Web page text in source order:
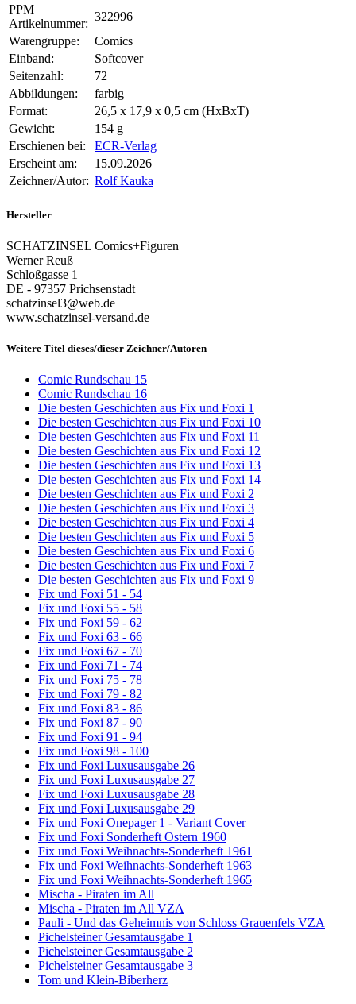
PPM
Artikelnummer:
322996
Warengruppe:
Comics
Einband:
Softcover
Seitenzahl:
72
Abbildungen:
farbig
Format:
26,5 x 17,9 x 0,5 cm (HxBxT)
Gewicht:
154 g
Erschienen bei:
ECR-Verlag
Erscheint am:
15.09.2026
Zeichner/Autor: Rolf Kauka
Hersteller
SCHATZINSEL Comics+Figuren
Werner Reuß
Schloßgasse 1
DE - 97357 Prichsenstadt
schatzinsel3@web.de
www.schatzinsel-versand.de
Weitere Titel dieses/dieser Zeichner/Autoren
Comic Rundschau 15
Comic Rundschau 16
Die besten Geschichten aus Fix und Foxi 1
Die besten Geschichten aus Fix und Foxi 10
Die besten Geschichten aus Fix und Foxi 11
Die besten Geschichten aus Fix und Foxi 12
Die besten Geschichten aus Fix und Foxi 13
Die besten Geschichten aus Fix und Foxi 14
Die besten Geschichten aus Fix und Foxi 2
Die besten Geschichten aus Fix und Foxi 3
Die besten Geschichten aus Fix und Foxi 4
Die besten Geschichten aus Fix und Foxi 5
Die besten Geschichten aus Fix und Foxi 6
Die besten Geschichten aus Fix und Foxi 7
Die besten Geschichten aus Fix und Foxi 9
Fix und Foxi 51 - 54
Fix und Foxi 55 - 58
Fix und Foxi 59 - 62
Fix und Foxi 63 - 66
Fix und Foxi 67 - 70
Fix und Foxi 71 - 74
Fix und Foxi 75 - 78
Fix und Foxi 79 - 82
Fix und Foxi 83 - 86
Fix und Foxi 87 - 90
Fix und Foxi 91 - 94
Fix und Foxi 98 - 100
Fix und Foxi Luxusausgabe 26
Fix und Foxi Luxusausgabe 27
Fix und Foxi Luxusausgabe 28
Fix und Foxi Luxusausgabe 29
Fix und Foxi Onepager 1 - Variant Cover
Fix und Foxi Sonderheft Ostern 1960
Fix und Foxi Weihnachts-Sonderheft 1961
Fix und Foxi Weihnachts-Sonderheft 1963
Fix und Foxi Weihnachts-Sonderheft 1965
Mischa - Piraten im All
Mischa - Piraten im All VZA
Pauli - Und das Geheimnis von Schloss Grauenfels VZA
Pichelsteiner Gesamtausgabe 1
Pichelsteiner Gesamtausgabe 2
Pichelsteiner Gesamtausgabe 3
Tom und Klein-Biberherz